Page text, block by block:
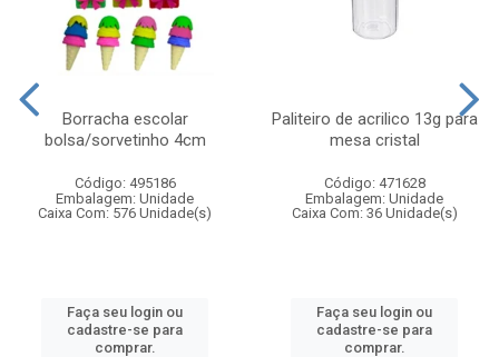
Borracha escolar
bolsa/sorvetinho 4cm
Código: 495186
Embalagem: Unidade
Caixa Com: 576 Unidade(s)
Faça seu login ou
cadastre-se para
comprar.
Paliteiro de acrilico 13g para
mesa cristal
Código: 471628
Embalagem: Unidade
Caixa Com: 36 Unidade(s)
Faça seu login ou
cadastre-se para
comprar.